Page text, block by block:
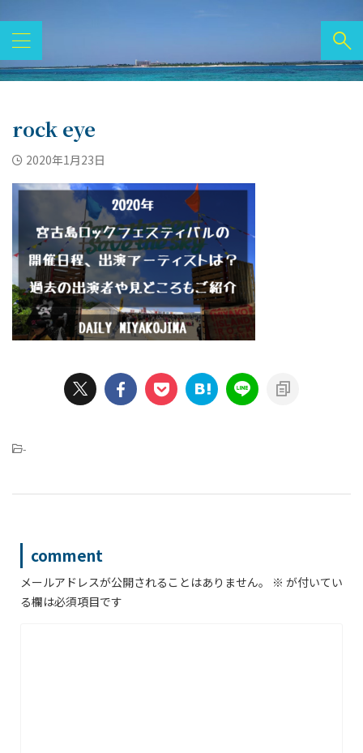
rock eye
2020年1月23日
-
comment
メールアドレスが公開されることはありません。 ※ が付いてい
る欄は必須項目です